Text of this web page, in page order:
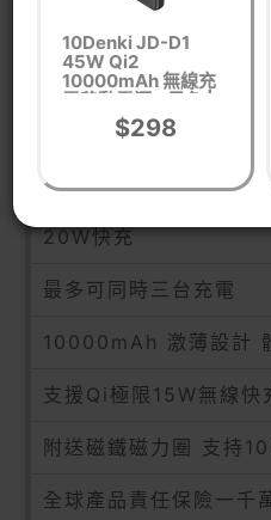
N54釹磁鐵 極限吸力
快充功能
自帶線 TypeC to
20W快充
最多可同時三台充電
10000mAh 激薄設計
支援Qi極限15W無線
附送磁鐵磁力圈 支持
全球產品責任保險一千
10Denki JD-D1
45W Qi2
10000mAh 無線充
電移動電源 - 黑色 |
插線/磁嚟即時自動
充電 | 15W磁吸無線
$298